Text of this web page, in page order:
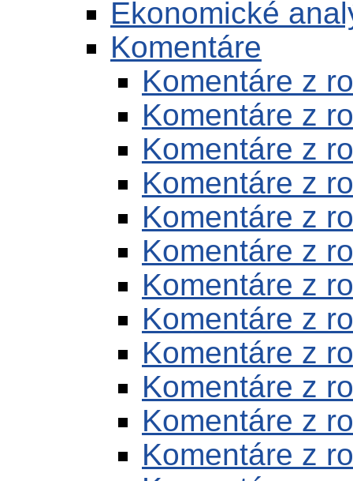
Ekonomické
Komentáre
Komentáre z
Komentáre z
Komentáre z
Komentáre z
Komentáre z
Komentáre z
Komentáre z
Komentáre z
Komentáre z
Komentáre z
Komentáre z
Komentáre z